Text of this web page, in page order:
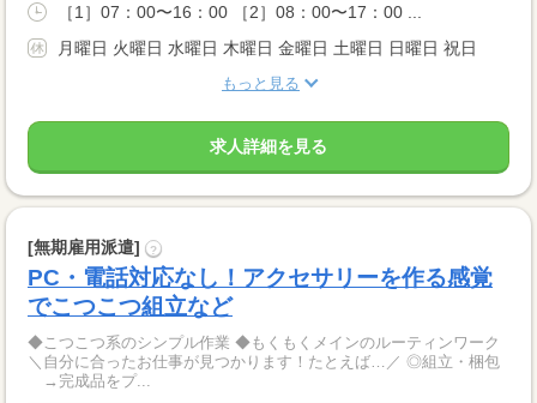
［1］07：00〜16：00 ［2］08：00〜17：00 ...
月曜日 火曜日 水曜日 木曜日 金曜日 土曜日 日曜日 祝日
もっと見る
求人詳細を見る
[無期雇用派遣] ?
PC・電話対応なし！アクセサリーを作る感覚
でこつこつ組立など
◆こつこつ系のシンプル作業 ◆もくもくメインのルーティンワーク
＼自分に合ったお仕事が見つかります！たとえば…／ ◎組立・梱包
→完成品をプ...